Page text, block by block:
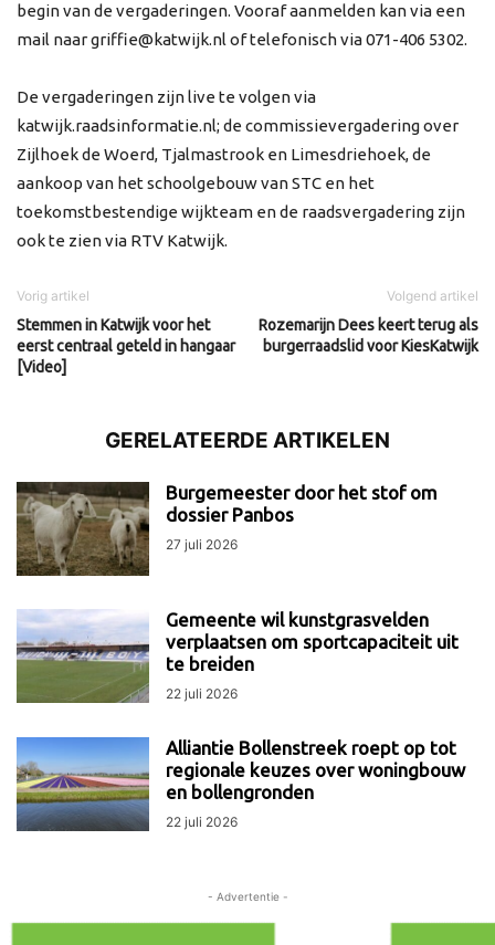
begin van de vergaderingen. Vooraf aanmelden kan via een
mail naar griffie@katwijk.nl of telefonisch via 071-406 5302.
De vergaderingen zijn live te volgen via
katwijk.raadsinformatie.nl; de commissievergadering over
Zijlhoek de Woerd, Tjalmastrook en Limesdriehoek, de
aankoop van het schoolgebouw van STC en het
toekomstbestendige wijkteam en de raadsvergadering zijn
ook te zien via RTV Katwijk.
Vorig artikel
Stemmen in Katwijk voor het
eerst centraal geteld in hangaar
[Video]
Volgend artikel
Rozemarijn Dees keert terug als
burgerraadslid voor KiesKatwijk
GERELATEERDE ARTIKELEN
Burgemeester door het stof om
dossier Panbos
27 juli 2026
Gemeente wil kunstgrasvelden
verplaatsen om sportcapaciteit uit
te breiden
22 juli 2026
Alliantie Bollenstreek roept op tot
regionale keuzes over woningbouw
en bollengronden
22 juli 2026
- Advertentie -